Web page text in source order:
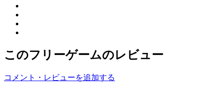
このフリーゲームのレビュー
コメント・レビューを追加する